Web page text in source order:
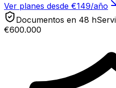
Ver planes desde €149/año
Documentos en 48 h
€600.000